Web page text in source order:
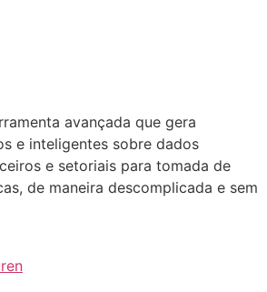
avançada que gera
e inteligentes sobre dados
e setoriais para tomada de
de maneira descomplicada e sem